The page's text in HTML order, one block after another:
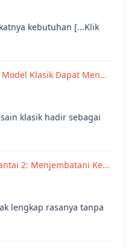
kebutuhan [...Klik
Klasik Dapat Men…
klasik hadir sebagai
2: Menjembatani Ke…
lengkap rasanya tanpa